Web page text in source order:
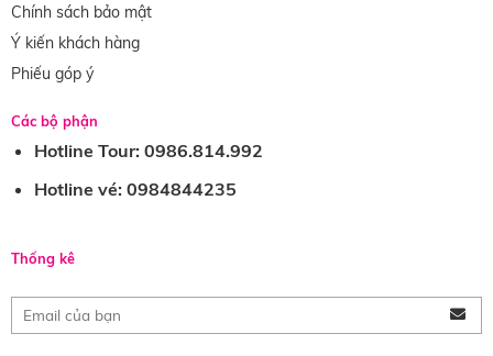
Chính sách bảo mật
Ý kiến khách hàng
Phiếu góp ý
Các bộ phận
Hotline Tour: 0986.814.992
Hotline vé: 0984844235
Thống kê